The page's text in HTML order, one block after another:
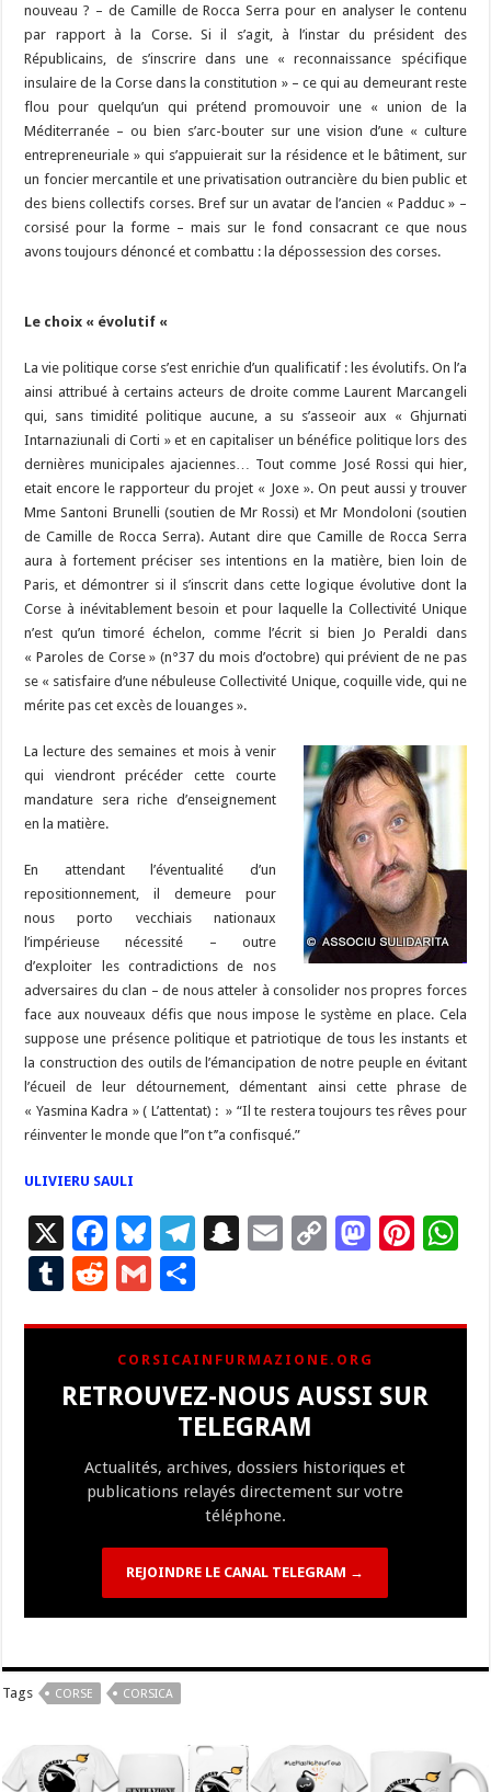
nouveau ? – de Camille de Rocca Serra pour en analyser le contenu
par rapport à la Corse. Si il s’agit, à l’instar du président des
Républicains, de s’inscrire dans une « reconnaissance spécifique
insulaire de la Corse dans la constitution » – ce qui au demeurant reste
flou pour quelqu’un qui prétend promouvoir une « union de la
Méditerranée – ou bien s’arc-bouter sur une vision d’une « culture
entrepreneuriale » qui s’appuierait sur la résidence et le bâtiment, sur
un foncier mercantile et une privatisation outrancière du bien public et
des biens collectifs corses. Bref sur un avatar de l’ancien « Padduc » –
corsisé pour la forme – mais sur le fond consacrant ce que nous
avons toujours dénoncé et combattu : la dépossession des corses.
Le choix « évolutif «
La vie politique corse s’est enrichie d’un qualificatif : les évolutifs. On l’a
ainsi attribué à certains acteurs de droite comme Laurent Marcangeli
qui, sans timidité politique aucune, a su s’asseoir aux « Ghjurnati
Intarnaziunali di Corti » et en capitaliser un bénéfice politique lors des
dernières municipales ajaciennes… Tout comme José Rossi qui hier,
etait encore le rapporteur du projet « Joxe ». On peut aussi y trouver
Mme Santoni Brunelli (soutien de Mr Rossi) et Mr Mondoloni (soutien
de Camille de Rocca Serra). Autant dire que Camille de Rocca Serra
aura à fortement préciser ses intentions en la matière, bien loin de
Paris, et démontrer si il s’inscrit dans cette logique évolutive dont la
Corse à inévitablement besoin et pour laquelle la Collectivité Unique
n’est qu’un timoré échelon, comme l’écrit si bien Jo Peraldi dans
« Paroles de Corse » (n°37 du mois d’octobre) qui prévient de ne pas
se « satisfaire d’une nébuleuse Collectivité Unique, coquille vide, qui ne
mérite pas cet excès de louanges ».
La lecture des semaines et mois à venir
qui viendront précéder cette courte
mandature sera riche d’enseignement
en la matière.
En attendant l’éventualité d’un
repositionnement, il demeure pour
nous porto vecchiais nationaux
l’impérieuse nécessité – outre
d’exploiter les contradictions de nos
adversaires du clan – de nous atteler à consolider nos propres forces
face aux nouveaux défis que nous impose le système en place. Cela
suppose une présence politique et patriotique de tous les instants et
la construction des outils de l’émancipation de notre peuple en évitant
l’écueil de leur détournement, démentant ainsi cette phrase de
« Yasmina Kadra » ( L’attentat) : » “Il te restera toujours tes rêves pour
réinventer le monde que l’’on t’’a confisqué.”
ULIVIERU SAULI
X
F
ac
e
b
o
o
Bl
u
es
ky
T
gr
a
m
S
p
c
h
at
E
l
C
y
Li
n
M
d
n
Pi
es
T
bl
r
R
d
di
t
G
ai
l
ta
g
er
CORSICAINFURMAZIONE.ORG
RETROUVEZ-NOUS AUSSI SUR
TELEGRAM
Actualités, archives, dossiers historiques et
publications relayés directement sur votre
téléphone.
REJOINDRE LE CANAL TELEGRAM →
Tags CORSE CORSICA